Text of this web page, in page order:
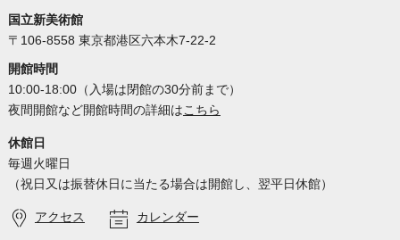
国立新美術館
〒106-8558 東京都港区六本木7-22-2
開館時間
10:00-18:00（入場は閉館の30分前まで）
夜間開館など開館時間の詳細はこちら
休館日
毎週火曜日
（祝日又は振替休日に当たる場合は開館し、翌平日休館）
アクセス カレンダー